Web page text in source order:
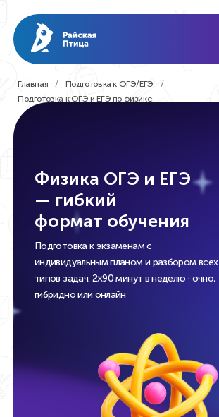
Главная
Подготовка к ОГЭ/ЕГЭ
Подготовка к ОГЭ и ЕГЭ по физике
Физика ОГЭ и ЕГЭ
— гибкий
формат обучения
Подготовка к экзаменам с
индивидуальным планом и разбором всех
типов задач. 2×90 минут в неделю · очно,
гибридно или онлайн